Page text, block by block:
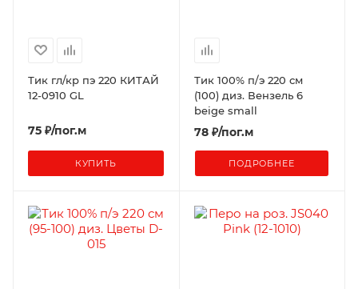
Тик гл/кр пэ 220 КИТАЙ
12-0910 GL
75 ₽/пог.м
КУПИТЬ
Тик 100% п/э 220 см
(100) диз. Вензель 6
beige small
78₽/пог.м
ПОДРОБНЕЕ